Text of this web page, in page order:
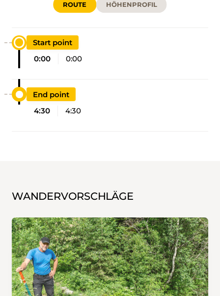
ROUTE HÖHENPROFIL
Start point
0:00
0:00
End point
4:30
4:30
WANDERVORSCHLÄGE